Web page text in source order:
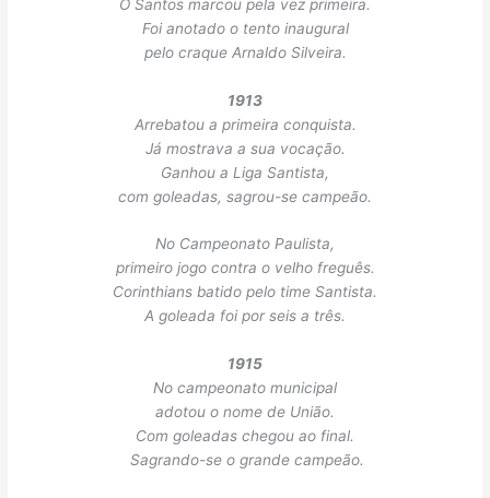
O Santos marcou pela vez primeira.
Foi anotado o tento inaugural
pelo craque Arnaldo Silveira.
1913
Arrebatou a primeira conquista.
Já mostrava a sua vocação.
Ganhou a Liga Santista,
com goleadas, sagrou-se campeão.
No Campeonato Paulista,
primeiro jogo contra o velho freguês.
Corinthians batido pelo time Santista.
A goleada foi por seis a três.
1915
No campeonato municipal
adotou o nome de União.
Com goleadas chegou ao final.
Sagrando-se o grande campeão.